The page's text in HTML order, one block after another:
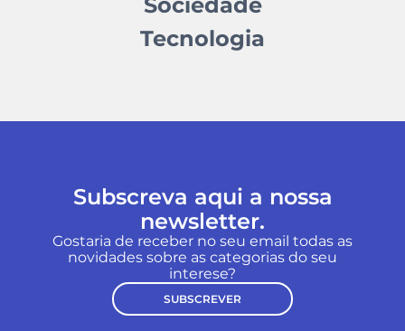
Tecnologia
Subscreva aqui a nossa
newsletter.
Gostaria de receber no seu email todas as
novidades sobre as categorias do seu
interese?
SUBSCREVER